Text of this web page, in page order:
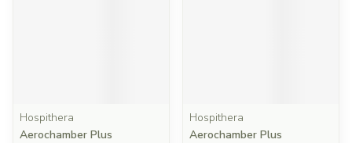
Hospithera
Aerochamber Plus
Hospithera
Aerochamber Plus